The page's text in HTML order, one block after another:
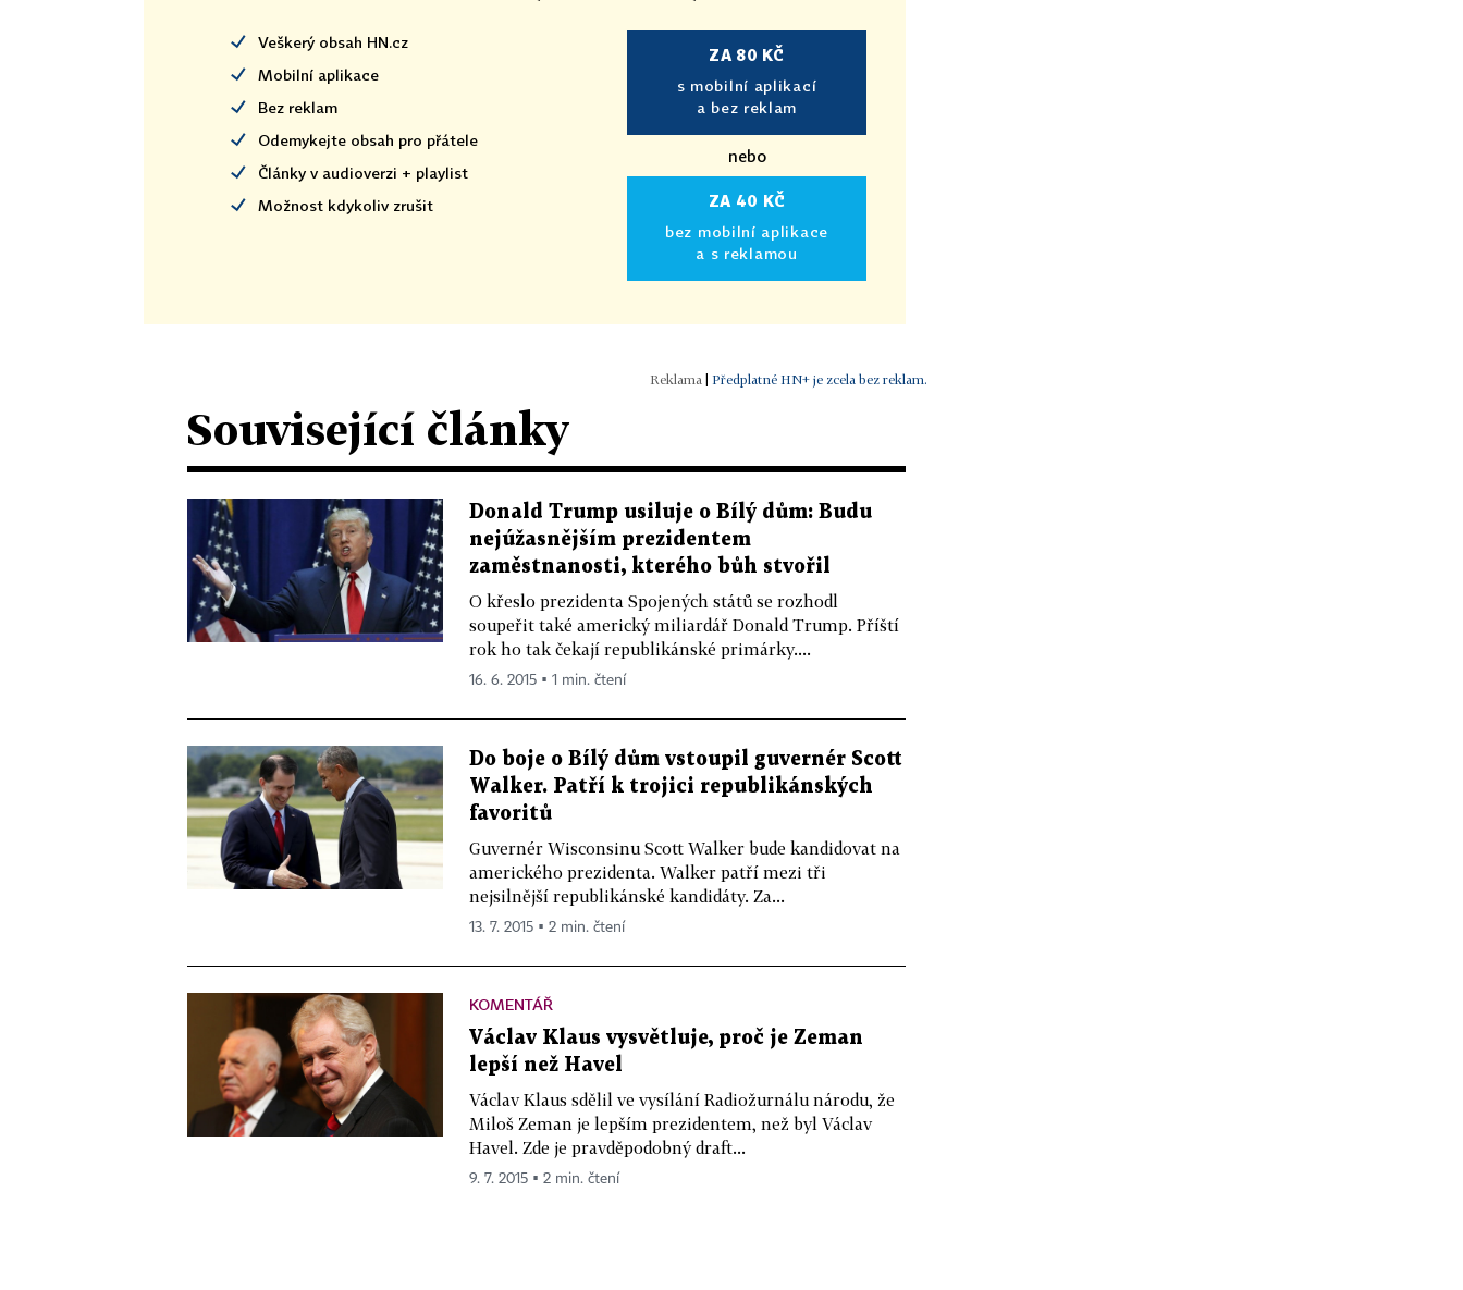
Veškerý obsah HN.cz
Mobilní aplikace
Bez reklam
Odemykejte obsah pro přátele
Články v audioverzi + playlist
Možnost kdykoliv zrušit
ZA 80 KČ
s mobilní aplikací
a bez reklam
nebo
ZA 40 KČ
bez mobilní aplikace
a s reklamou
| Předplatné HN+ je zcela bez reklam.
Související články
Donald Trump usiluje o Bílý dům: Budu
nejúžasnějším prezidentem
zaměstnanosti, kterého bůh stvořil
O křeslo prezidenta Spojených států se rozhodl
soupeřit také americký miliardář Donald Trump. Příští
rok ho tak čekají republikánské primárky....
16. 6. 2015 ▪ 1 min. čtení
Do boje o Bílý dům vstoupil guvernér Scott
Walker. Patří k trojici republikánských
favoritů
Guvernér Wisconsinu Scott Walker bude kandidovat na
amerického prezidenta. Walker patří mezi tři
nejsilnější republikánské kandidáty. Za...
13. 7. 2015 ▪ 2 min. čtení
KOMENTÁŘ
Václav Klaus vysvětluje, proč je Zeman
lepší než Havel
Václav Klaus sdělil ve vysílání Radiožurnálu národu, že
Miloš Zeman je lepším prezidentem, než byl Václav
Havel. Zde je pravděpodobný draft...
9. 7. 2015 ▪ 2 min. čtení